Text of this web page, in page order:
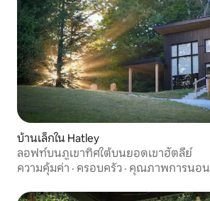
บ้านเล็กใน Hatley
ลอฟท์บนภูเขาทิศใต้บนยอดเขาฮัตลีย์
ความคุ้มค่า · ครอบครัว · คุณภาพการนอน